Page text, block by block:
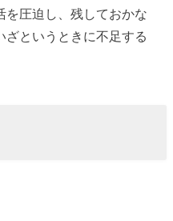
を圧迫し、残しておかな
ざというときに不足する